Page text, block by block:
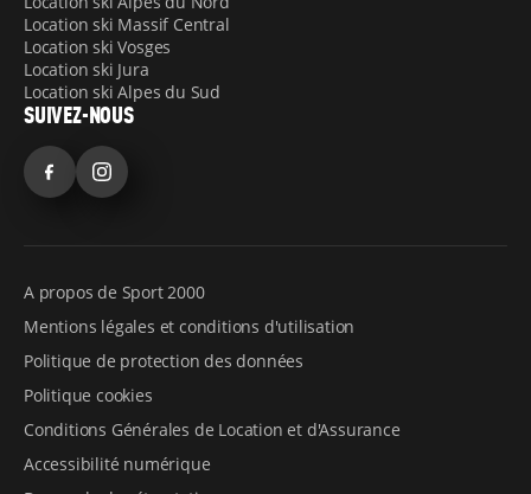
Location ski Massif Central
Location ski Vosges
Location ski Jura
Location ski Alpes du Sud
SUIVEZ-NOUS
FacebookInstagram
A propos de Sport 2000
Mentions légales et conditions d'utilisation
Politique de protection des données
Politique cookies
Conditions Générales de Location et d'Assurance
Accessibilité numérique